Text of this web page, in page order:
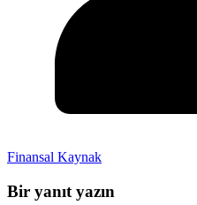
Finansal Kaynak
Bir yanıt yazın